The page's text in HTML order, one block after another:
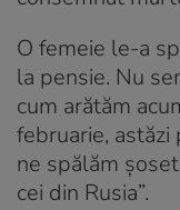
O femeie le-a
la pensie. Nu
cum arătăm
februarie,
ne spălăm
cei din Rusia”.